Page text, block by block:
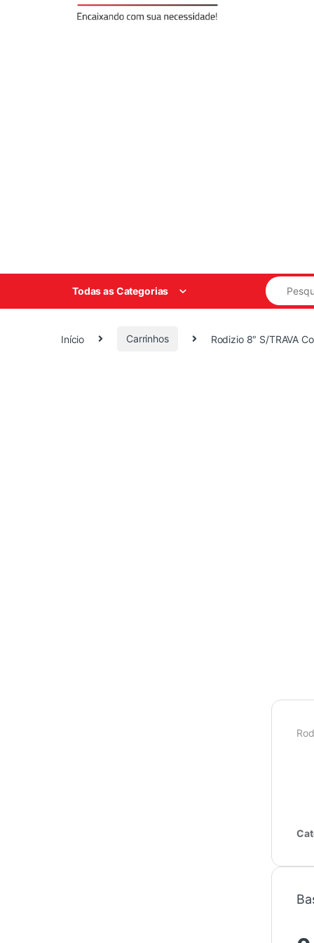
Todas as Categorias
Search
Início Carrinhos Rodizio 8″ S/TRAVA